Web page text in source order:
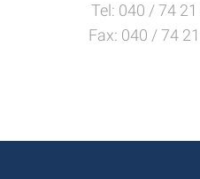
Tel: 040 / 74
Fax: 040 / 74